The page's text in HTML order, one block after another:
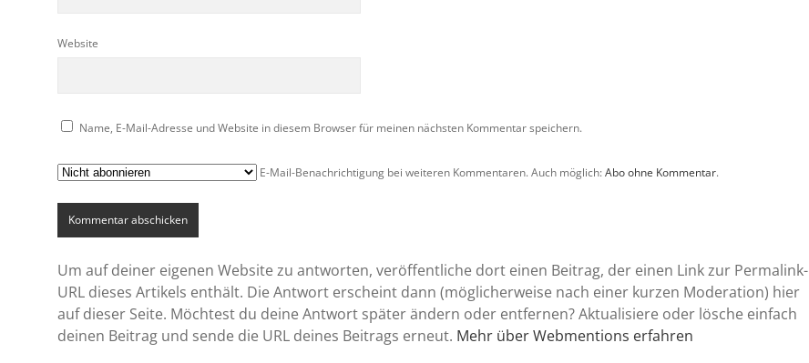
Website
Name, E-Mail-Adresse und Website in diesem Browser für meinen nächsten Kommentar speichern.
E-Mail-Benachrichtigung bei weiteren Kommentaren. Auch möglich: Abo ohne Kommentar.
Um auf deiner eigenen Website zu antworten, veröffentliche dort einen Beitrag, der einen Link zur Permalink-
URL dieses Artikels enthält. Die Antwort erscheint dann (möglicherweise nach einer kurzen Moderation) hier
auf dieser Seite. Möchtest du deine Antwort später ändern oder entfernen? Aktualisiere oder lösche einfach
deinen Beitrag und sende die URL deines Beitrags erneut. Mehr über Webmentions erfahren